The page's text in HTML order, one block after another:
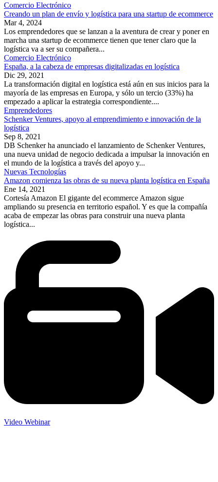
Comercio Electrónico
Creando un plan de envío y logística para una startup de ecommerce
Mar 4, 2024
Los emprendedores que se lanzan a la aventura de crear y poner en
marcha una startup de ecommerce tienen que tener claro que la
logística va a ser su compañera...
Comercio Electrónico
España, a la cabeza de empresas digitalizadas en logística
Dic 29, 2021
La transformación digital en logística está aún en sus inicios para la
mayoría de las empresas en Europa, y sólo un tercio (33%) ha
empezado a aplicar la estrategia correspondiente....
Emprendedores
Schenker Ventures, apoyo al emprendimiento e innovación de la
logística
Sep 8, 2021
DB Schenker ha anunciado el lanzamiento de Schenker Ventures,
una nueva unidad de negocio dedicada a impulsar la innovación en
el mundo de la logística a través del apoyo y...
Nuevas Tecnologías
Amazon comienza las obras de su nueva planta logística en España
Ene 14, 2021
Cortesía Amazon El gigante del ecommerce Amazon sigue
ampliando su presencia en territorio español. Y es que la compañía
acaba de empezar las obras para construir una nueva planta
logística...
Video Webinar